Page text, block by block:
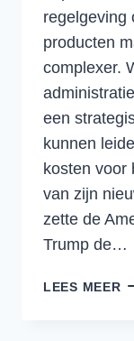
regelgeving
producten
complexer.
een
kunnen
kosten voor
van zijn
zette de
Trump de…
LEES MEER